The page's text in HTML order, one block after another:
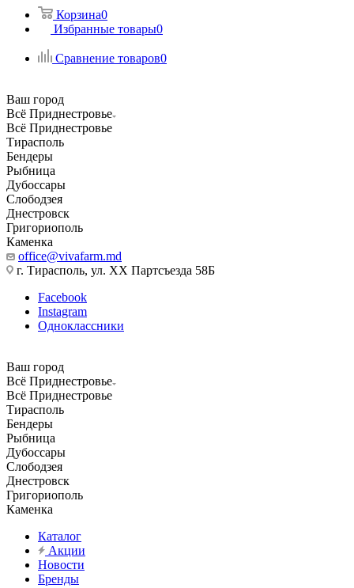
Корзина0
Избранные товары0
Сравнение товаров0
Ваш город
Всё Приднестровье
Всё Приднестровье
Тирасполь
Бендеры
Рыбница
Дубоссары
Слободзея
Днестровск
Григориополь
Каменка
office@vivafarm.md
г. Тирасполь, ул. ХХ Партсъезда 58Б
Facebook
Instagram
Одноклассники
Ваш город
Всё Приднестровье
Всё Приднестровье
Тирасполь
Бендеры
Рыбница
Дубоссары
Слободзея
Днестровск
Григориополь
Каменка
Каталог
Акции
Новости
Бренды